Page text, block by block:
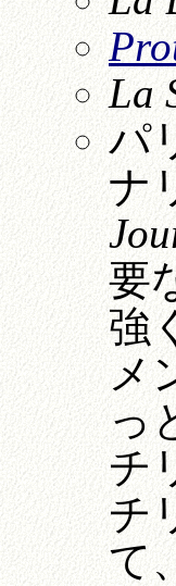
La
パ
ナ
要
強
メ
っ
チ
チ
て